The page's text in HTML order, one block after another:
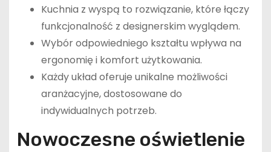
Kuchnia z wyspą to rozwiązanie, które łączy
funkcjonalność z designerskim wyglądem.
Wybór odpowiedniego kształtu wpływa na
ergonomię i komfort użytkowania.
Każdy układ oferuje unikalne możliwości
aranżacyjne, dostosowane do
indywidualnych potrzeb.
Nowoczesne oświetlenie